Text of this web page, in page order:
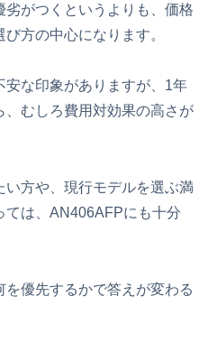
がつくというよりも、価格
方の中心になります。
な印象がありますが、1年
むしろ費用対効果の高さが
方や、現行モデルを選ぶ満
ては、AN406AFPにも十分
優先するかで答えが変わる